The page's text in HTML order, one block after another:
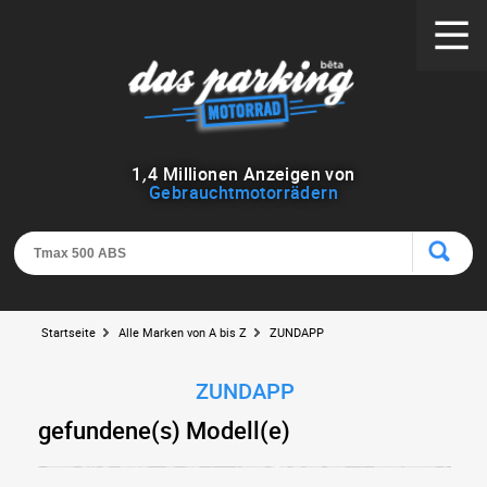
1 ,4 Millionen Anzeigen von
Gebrauchtmotorrädern
Startseite Alle Marken von A bis Z ZUNDAPP
ZUNDAPP
gefundene(s) Modell(e)